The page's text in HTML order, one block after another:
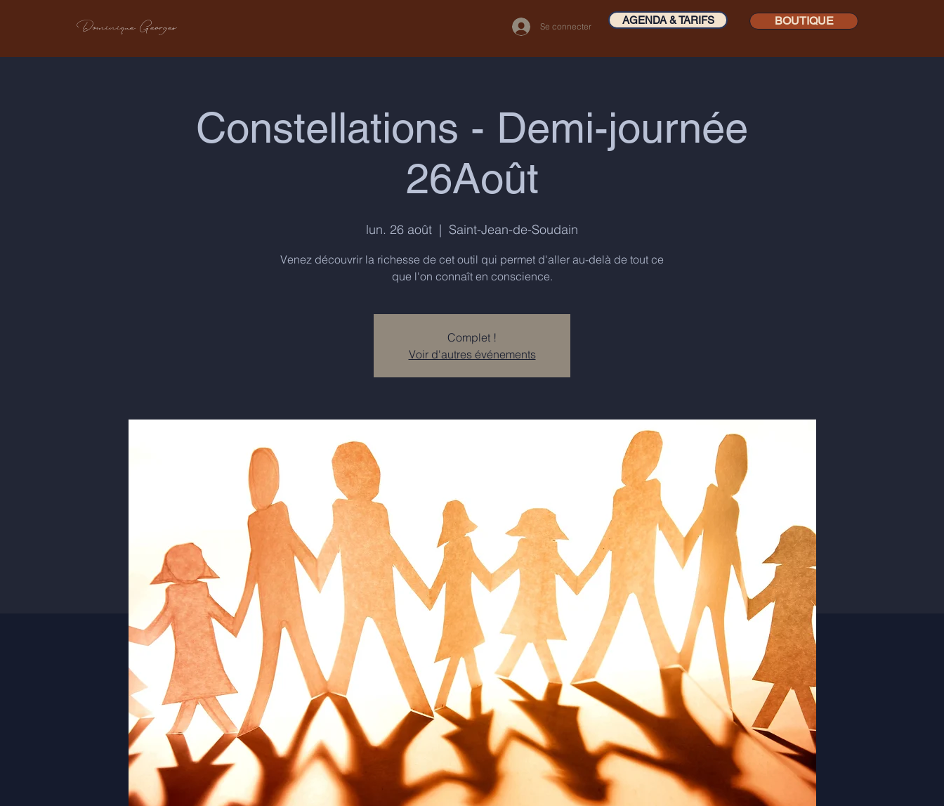
Dominique Georges Se connecter
AGENDA & TARIFS BOUTIQUE
Constellations - Demi-journée
26Août
lun. 26 août
  |
Saint-Jean-de-Soudain
Venez découvrir la richesse de cet outil qui permet d'aller au-delà de tout ce
que l'on connaît en conscience.
Complet !
Voir d'autres événements